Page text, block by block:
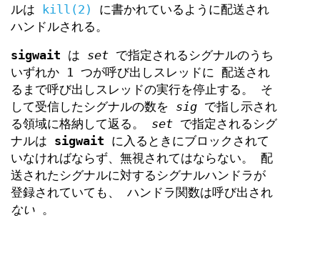
ルは
kill(2)
に書かれているように配送され
ハンドルされる。
sigwait は set で指定されるシグナルのうち
いずれか 1 つが呼び出しスレッドに 配送され
るまで呼び出しスレッドの実行を停止する。 そ
して受信したシグナルの数を sig で指し示され
る領域に格納して返る。 set で指定されるシグ
ナルは sigwait に入るときにブロックされて
いなければならず、無視されてはならない。 配
送されたシグナルに対するシグナルハンドラが
登録されていても、 ハンドラ関数は呼び出され
ない 。